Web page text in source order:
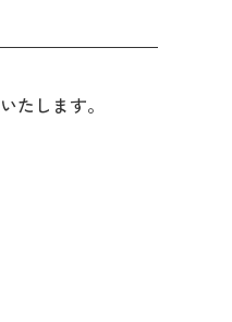
いたします。